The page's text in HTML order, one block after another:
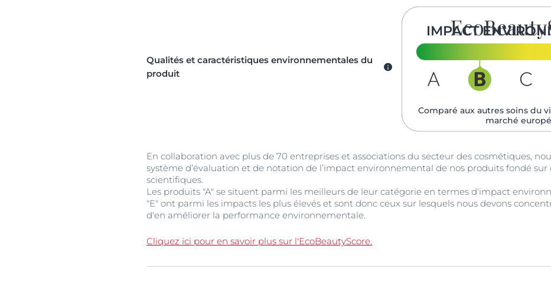
Qualités et caractéristiques environnementales du
produit
IMPACT
Comparé aux autres soins du
marché
En collaboration avec plus de 70 entreprises et associations du secteur des cosmétiques,
système d’évaluation et de notation de l’impact environnemental de nos produits fondé sur
scientifiques.​
Les produits "A" se situent parmi les meilleurs de leur catégorie en termes d'impact
"E" ont parmi les impacts les plus élevés et sont donc ceux sur lesquels nous devons
d'en améliorer la performance environnementale.​
Cliquez ici pour en savoir plus sur l'EcoBeautyScore.